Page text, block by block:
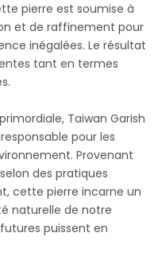
pierre est soumise à
et de raffinement pour
inégalées. Le résultat
tant en termes
Taiwan Garish
pour les
Provenant
des pratiques
cette pierre incarne un
naturelle de notre
puissent en